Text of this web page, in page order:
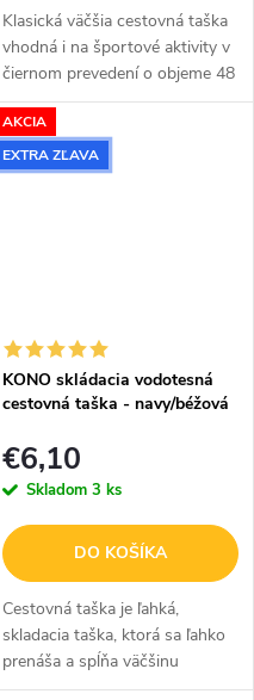
Klasická väčšia cestovná taška
vhodná i na športové aktivity v
čiernom prevedení o objeme 48
L.
AKCIA
EXTRA ZĽAVA
KONO skládacia vodotesná
cestovná taška - navy/béžová
€6,10
Skladom 3 ks
DO KOŠÍKA
Cestovná taška je ľahká,
skladacia taška, ktorá sa ľahko
prenáša a spĺňa väčšinu
požiadaviek na príručnú